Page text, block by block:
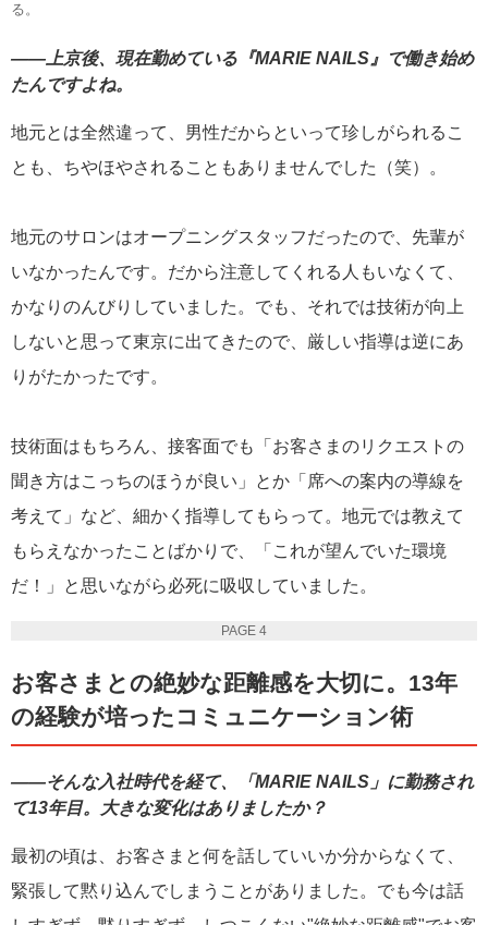
る。
――上京後、現在勤めている『MARIE NAILS』で働き始め
たんですよね。
地元とは全然違って、男性だからといって珍しがられるこ
とも、ちやほやされることもありませんでした（笑）。
地元のサロンはオープニングスタッフだったので、先輩が
いなかったんです。だから注意してくれる人もいなくて、
かなりのんびりしていました。でも、それでは技術が向上
しないと思って東京に出てきたので、厳しい指導は逆にあ
りがたかったです。
技術面はもちろん、接客面でも「お客さまのリクエストの
聞き方はこっちのほうが良い」とか「席への案内の導線を
考えて」など、細かく指導してもらって。地元では教えて
もらえなかったことばかりで、「これが望んでいた環境
だ！」と思いながら必死に吸収していました。
PAGE 4
お客さまとの絶妙な距離感を大切に。13年
の経験が培ったコミュニケーション術
――そんな入社時代を経て、「MARIE NAILS」に勤務され
て13年目。大きな変化はありましたか？
最初の頃は、お客さまと何を話していいか分からなくて、
緊張して黙り込んでしまうことがありました。でも今は話